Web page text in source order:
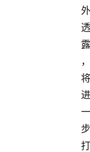
外
透
露
，
将
进
一
步
打